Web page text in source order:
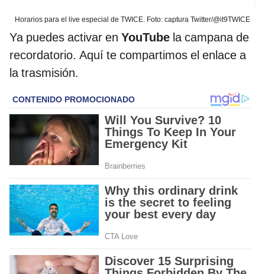
Horarios para el live especial de TWICE. Foto: captura Twitter/@it9TWICE
Ya puedes activar en YouTube la campana de
recordatorio. Aquí te compartimos el enlace a
la trasmisión.